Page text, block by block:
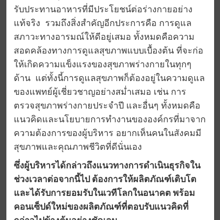
รับประทานอาหารที่มีประโยชน์ต่อร่างกายอย่าง
แท้จริง รวมถึงสิ่งสำคัญอีกประการคือ การดูแล
สภาวะทางอารมณ์ให้ดีอยู่เสมอ ทั้งหมดคือความ
สอดคล้องทางการดูแลสุขภาพแบบเบื้องต้น ที่จะก่อ
ให้เกิดความแข็งแรงของสุขภาพร่างกายในทุกๆ
ด้าน แต่ทั้งนี้การดูแลสุขภาพก็ต้องอยู่ในความดูแล
ของแพทย์ผู้เชี่ยวชาญอย่างสม่ำเสมอ เช่น การ
ตรวจสุขภาพร่างกายประจำปี และอื่นๆ ทั้งหมดคือ
แนวคิดและนโยบายการทำงานขององค์กรที่มาจาก
ความต้องการของผู้บริหาร อยากเห็นคนในสังคมมี
สุขภาพและคุณภาพชีวิตที่ดีนั่นเอง
ซึ่งผู้บริหารได้กล่าวถึงแนวทางการดำเนินธุรกิจใน
ช่วงเวลาต่อจากนี้ไป ต้องการให้ผลิตภัณฑ์เติบโต
และได้รับการยอมรับในเวทีโลกในอนาคต พร้อม
คอนเซ็ปด์ใหม่ของผลิตภัณฑ์ที่ตอบรับแนวคิดที่